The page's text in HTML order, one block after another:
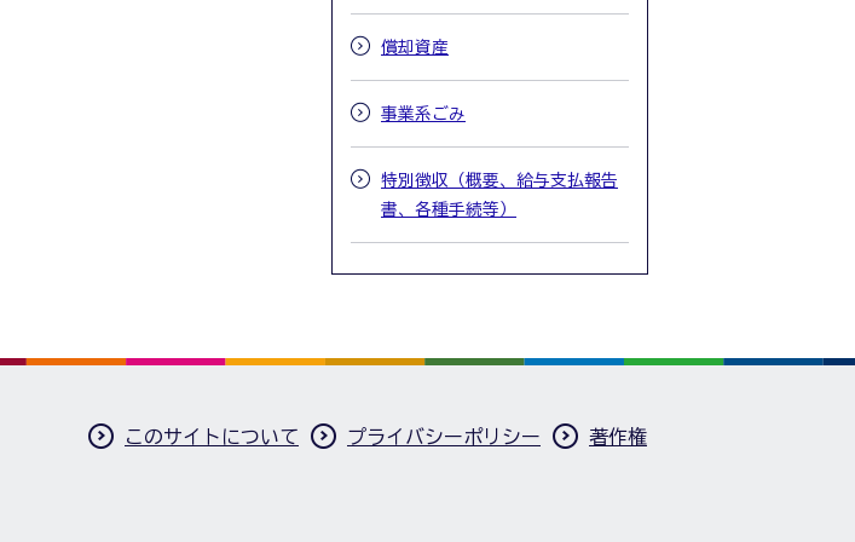
償却資産
事業系ごみ
特別徴収（概要、給与支払報告
書、各種手続等）
このサイトについて プライバシーポリシー 著作権